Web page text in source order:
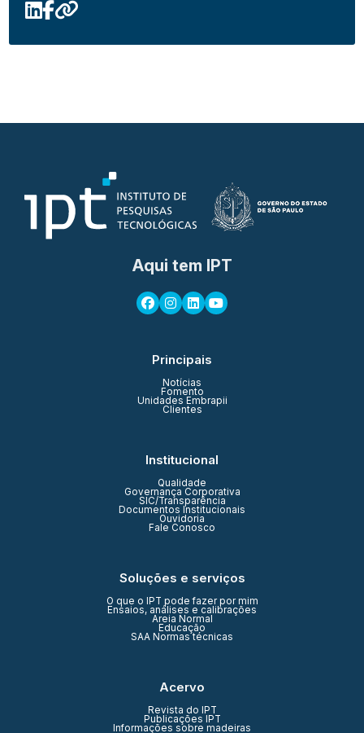
Aqui tem IPT
Principais
Notícias
Fomento
Unidades Embrapii
Clientes
Institucional
Qualidade
Governança Corporativa
SIC/Transparência
Documentos Institucionais
Ouvidoria
Fale Conosco
Soluções e serviços
O que o IPT pode fazer por mim
Ensaios, análises e calibrações
Areia Normal
Educação
SAA Normas técnicas
Acervo
Revista do IPT
Publicações IPT
Informações sobre madeiras